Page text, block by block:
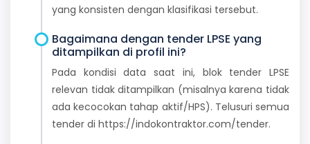
yang konsisten dengan klasifikasi tersebut.
Bagaimana dengan tender LPSE yang
ditampilkan di profil ini?
Pada kondisi data saat ini, blok tender LPSE
relevan tidak ditampilkan (misalnya karena tidak
ada kecocokan tahap aktif/HPS). Telusuri semua
tender di https://indokontraktor.com/tender.